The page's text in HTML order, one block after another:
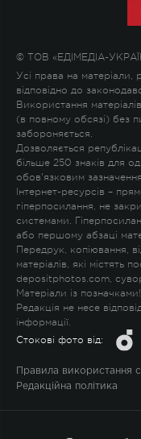
© ТОВ «ЕДІМЕДІА-
Усі права на матеріали,
відповідно до
Використання
(в повному обсязі) без
забороняється.
Дозволяється
більше 250 знаків для
обов'язковим
Інтернет-ресурсів –
гіперпосилання, не
системами.
або першому абзаці
Передрук, копіювання,
матеріалів, які містять
depositphotos.com,
Матеріали із позначками!
Редакція не несе
інформації.
Стокові фото від:
Правила використання
Редакційна політика